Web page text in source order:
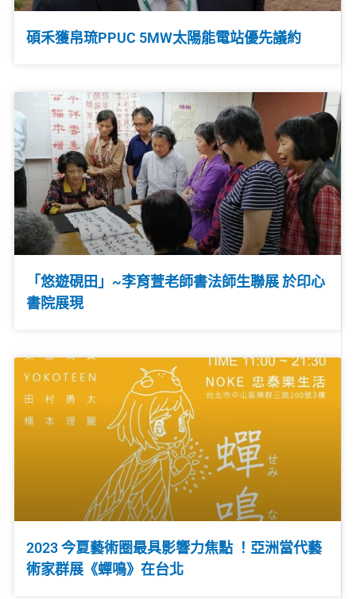
碩禾獲帛琉PPUC 5MW太陽能電站優先議約
「悠遊硯田」~李育萱老師書法師生聯展 於印心
書院展現
2023 今夏藝術圈最具影響力焦點 ！亞洲當代藝
術家群展《蟬鳴》在台北